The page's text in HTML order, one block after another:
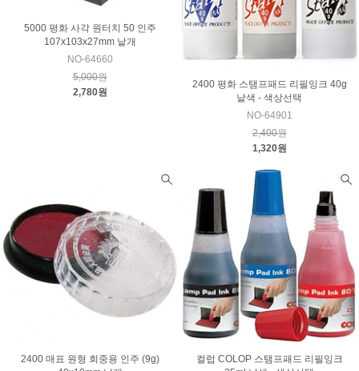
5000 평화 사각 원터치 50 인주
107x103x27mm 낱개
NO-64660
5,000원
2,780원
2400 평화 스탬프패드 리필잉크 40g
낱색 - 색상선택
NO-64901
2,400원
1,320원
2400 매표 원형 회중용 인주 (9g)
컬럽 COLOP 스탬프패드 리필잉크